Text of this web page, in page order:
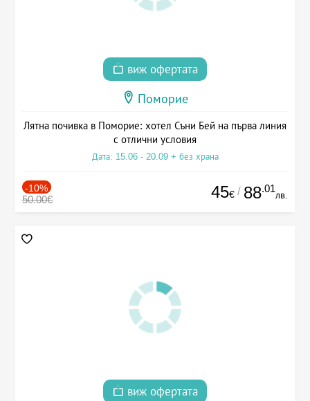
виж офертата
Поморие
Лятна почивка в Поморие: хотел Съни Бей на първа линия
с отлични условия
Дата: 15.06 - 20.09 + без храна
-10%
50.00€ 45€ / 88.01
лв.
виж офертата